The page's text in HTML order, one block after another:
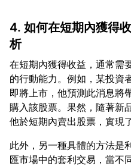
4. 如何在短期內獲得
析
在短期內獲得收益，通常需
的行動能力。例如，某投資
即將上市，他預測此消息將
購入該股票。果然，隨著新
此外，另一種具體的方法是
匯市場中的套利交易，當不